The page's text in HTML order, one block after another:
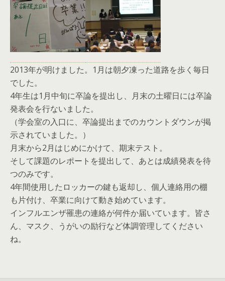
2013年が明けました。1月は朝夕凍った道路を歩く毎日
でした。
4年生は1月中旬に卒論を提出し、月末の土曜日には卒論
発表会を行ないました。
（学会室の入口に、卒論提出までのカウントダウンが掲
示されていました。）
月末から2月はじめにかけて、期末テスト。
そして課題のレポートを提出して、あとは成績発表を待
つのみです。
4年間使用したロッカーの鍵も返却し、個人連絡用の棚
も片付け、卒業に向けて動き始めています。
インフルエンザ罹患の連絡が何件か届いています。皆さ
ん、マスク、うがいの励行など体調管理してください
ね。